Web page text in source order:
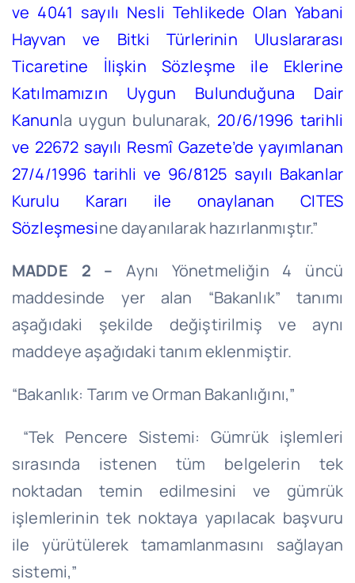
ve 4041 sayılı Nesli Tehlikede Olan Yabani
Hayvan ve Bitki Türlerinin Uluslararası
Ticaretine İlişkin Sözleşme ile Eklerine
Katılmamızın Uygun Bulunduğuna Dair
Kanunla uygun bulunarak, 20/6/1996 tarihli
ve 22672 sayılı Resmî Gazete’de yayımlanan
27/4/1996 tarihli ve 96/8125 sayılı Bakanlar
Kurulu Kararı ile onaylanan CITES
Sözleşmesine dayanılarak hazırlanmıştır.”
MADDE 2 – Aynı Yönetmeliğin 4 üncü
maddesinde yer alan “Bakanlık” tanımı
aşağıdaki şekilde değiştirilmiş ve aynı
maddeye aşağıdaki tanım eklenmiştir.
“Bakanlık: Tarım ve Orman Bakanlığını,”
“Tek Pencere Sistemi: Gümrük işlemleri
sırasında istenen tüm belgelerin tek
noktadan temin edilmesini ve gümrük
işlemlerinin tek noktaya yapılacak başvuru
ile yürütülerek tamamlanmasını sağlayan
sistemi,”